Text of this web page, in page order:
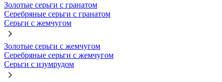
Золотые серьги с гранатом
Серебряные серьги с гранатом
Серьги с жемчугом
Золотые серьги с жемчугом
Серебряные серьги с жемчугом
Серьги с изумрудом